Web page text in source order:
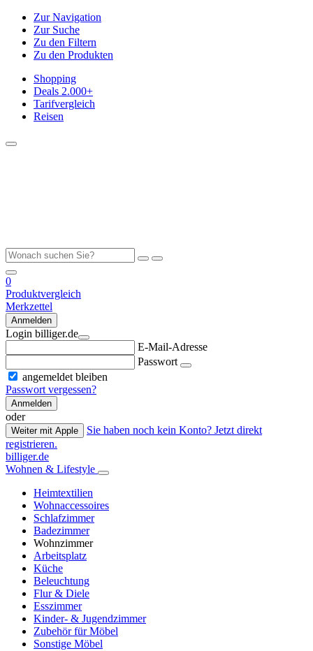
Zur Navigation
Zur Suche
Zu den Filtern
Zu den Produkten
Shopping
Deals 2.000+
Tarifvergleich
Reisen
0
Produktvergleich
Merkzettel
Anmelden
Login billiger.de
E-Mail-Adresse
Passwort
angemeldet bleiben
Passwort vergessen?
Anmelden
oder
Weiter mit Apple
Sie haben noch kein Konto? Jetzt direkt
registrieren.
billiger.de
Wohnen & Lifestyle
Heimtextilien
Wohnaccessoires
Schlafzimmer
Badezimmer
Wohnzimmer
Arbeitsplatz
Küche
Beleuchtung
Flur & Diele
Esszimmer
Kinder- & Jugendzimmer
Zubehör für Möbel
Sonstige Möbel